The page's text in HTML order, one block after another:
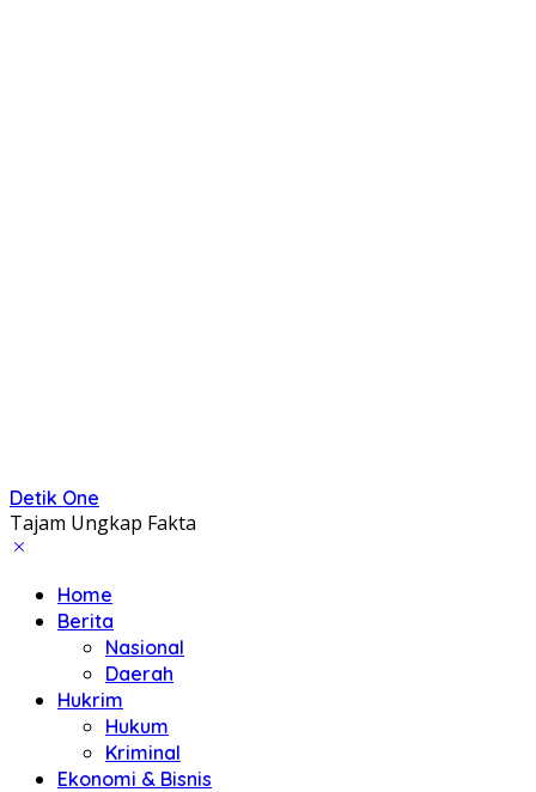
Detik One
Tajam Ungkap Fakta
Home
Berita
Nasional
Daerah
Hukrim
Hukum
Kriminal
Ekonomi & Bisnis